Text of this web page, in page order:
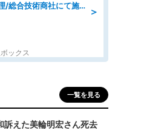
＞
工事・土木施工管理/総合技術商社にて施工管理のお仕事/即日勤務可/車通勤可/工事・土木施工管理/生産・品質管理
ックス
一覧を見る
訴えた美輪明宏さん死去